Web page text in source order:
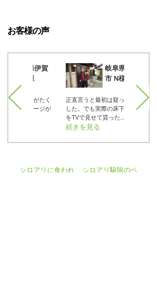
お客様の声
金がたく
メージが
岐阜県恵那
市 N様
正直言うと最初は疑っていま
した。でも実際の床下の写真
をTVで見せて貰った...
続きを見る
3年く
てもら
シロアリに食われ
シロアリ駆除のベ